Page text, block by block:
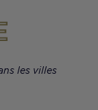
les villes